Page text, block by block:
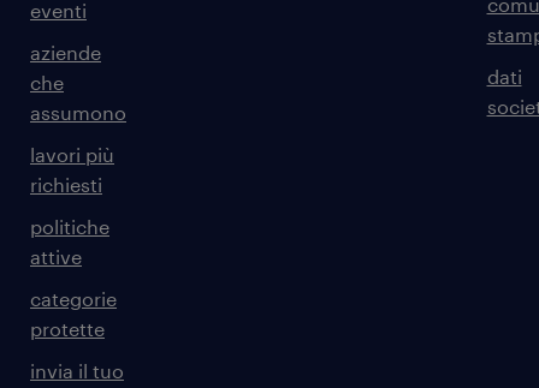
eventi
aziende
che
assumono
lavori più
richiesti
politiche
attive
categorie
protette
invia il tuo
dati